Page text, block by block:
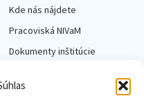
Kde nás nájdete
Pracoviská NIVaM
Dokumenty inštitúcie